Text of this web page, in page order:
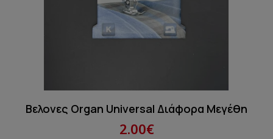
Βελονες Organ Universal Διάφορα Μεγέθη
2.00€